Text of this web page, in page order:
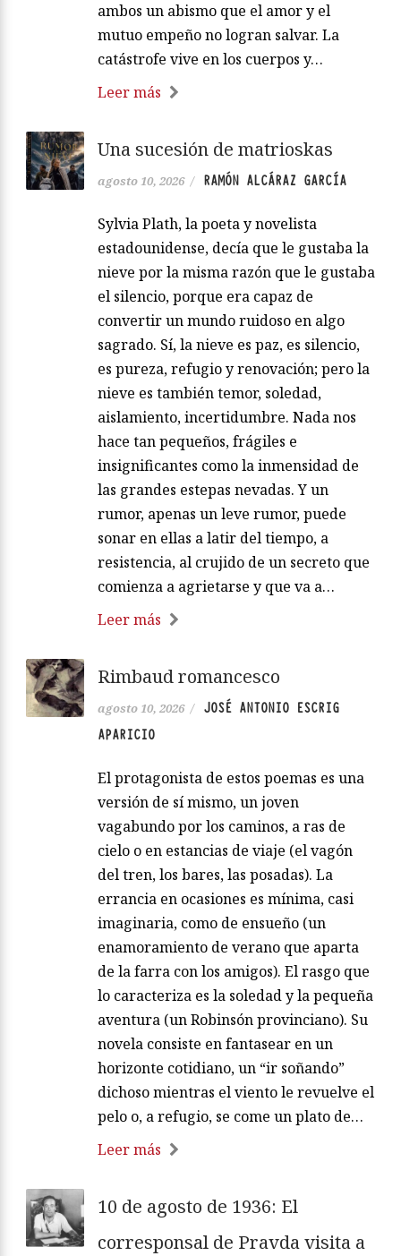
ambos un abismo que el amor y el
mutuo empeño no logran salvar. La
catástrofe vive en los cuerpos y…
Leer más
Una sucesión de matrioskas
agosto 10, 2026 / RAMÓN ALCÁRAZ GARCÍA
Sylvia Plath, la poeta y novelista
estadounidense, decía que le gustaba la
nieve por la misma razón que le gustaba
el silencio, porque era capaz de
convertir un mundo ruidoso en algo
sagrado. Sí, la nieve es paz, es silencio,
es pureza, refugio y renovación; pero la
nieve es también temor, soledad,
aislamiento, incertidumbre. Nada nos
hace tan pequeños, frágiles e
insignificantes como la inmensidad de
las grandes estepas nevadas. Y un
rumor, apenas un leve rumor, puede
sonar en ellas a latir del tiempo, a
resistencia, al crujido de un secreto que
comienza a agrietarse y que va a…
Leer más
Rimbaud romancesco
agosto 10, 2026 /
JOSÉ ANTONIO ESCRIG
APARICIO
El protagonista de estos poemas es una
versión de sí mismo, un joven
vagabundo por los caminos, a ras de
cielo o en estancias de viaje (el vagón
del tren, los bares, las posadas). La
errancia en ocasiones es mínima, casi
imaginaria, como de ensueño (un
enamoramiento de verano que aparta
de la farra con los amigos). El rasgo que
lo caracteriza es la soledad y la pequeña
aventura (un Robinsón provinciano). Su
novela consiste en fantasear en un
horizonte cotidiano, un “ir soñando”
dichoso mientras el viento le revuelve el
pelo o, a refugio, se come un plato de…
Leer más
10 de agosto de 1936: El
corresponsal de Pravda visita a